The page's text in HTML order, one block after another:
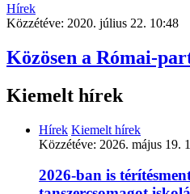
Hírek
Közzétéve: 2020. július 22. 10:48
Közösen a Római-
Kiemelt hírek
Hírek Kiemelt hírek
Közzétéve: 2026. május 19.
2026-ban is